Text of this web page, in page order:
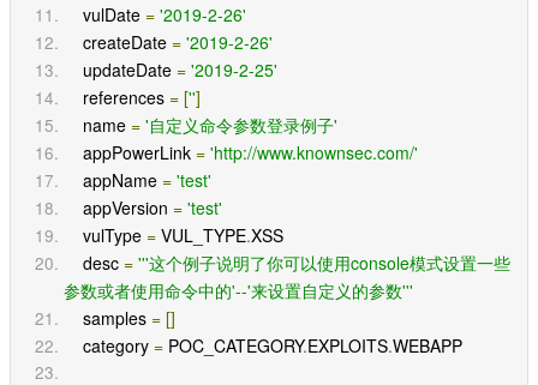
    vulDate
= '2019-2-26'
    createDate
= '2019-2-26'
    updateDate
= '2019-2-25'
    references
= ['']
    name
= '自定义命令参数登录例子'
    appPowerLink
= 'http://www.knownsec.com/'
    appName
= 'test'
    appVersion
= 'test'
    vulType
= VUL_TYPE.XSS
    desc
= '''这个例子说明了你可以使用console模式设置一些
参数或者使用命令中的'--'来设置自定义的参数'''
    samples
= []
    category
= POC_CATEGORY.EXPLOITS.WEBAPP